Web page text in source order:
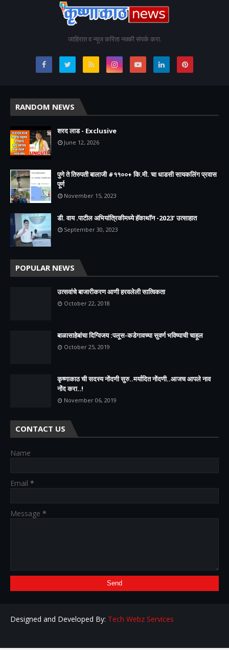
जाहिरात व न्यूज करिता नक्की संपर्क करा.
RANDOM NEWS
शरद लाड - Exclusive
June 12, 2026
पुणे ते तिरुपती बालाजी #११००+ कि.मी. चा धाडसी सायकलिंग प्रवास
पूर्ण
November 15, 2023
डी. वाय .पाटील अभियांत्रिकीमध्ये हॅकाथॉन -2023’ उत्साहात
September 30, 2023
POPULAR NEWS
उत्सवांचे बाजारीकरण आणी हरवलेली सात्विकता
October 22, 2018
बाळासाहेबांचा दिग्विजय :पलूस-कडेगावच्या सुवर्ण भविष्याची चाहूल
October 25, 2019
कृष्णाकाठ ची सदस्य नोंदणी सुरु..मर्यादित नोंदणी..आजच आपले नाव
नोंद करा..!
November 06, 2019
CONTACT US
Name
Email *
Message *
Designed and Developed By: Tech Webz Services